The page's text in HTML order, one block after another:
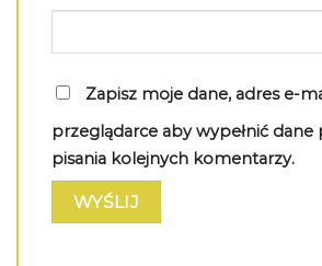
Zapisz moje dane, adres e-
przeglądarce aby wypełnić dane
pisania kolejnych komentarzy.